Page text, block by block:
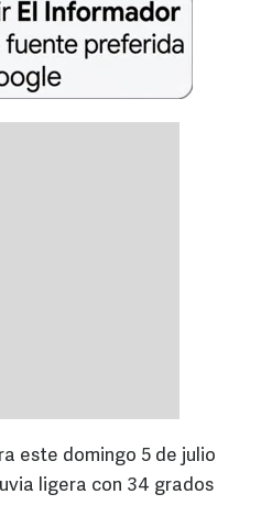
este domingo 5 de julio
ligera con 34 grados